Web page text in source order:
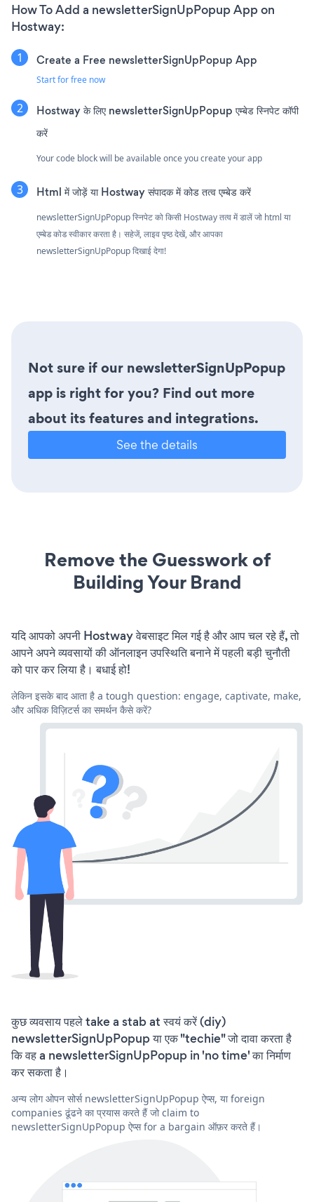
How To Add a newsletterSignUpPopup App on
Hostway:
Create a Free newsletterSignUpPopup App
Start for free now
Hostway के लिए newsletterSignUpPopup एम्बेड स्निपेट कॉपी
करें
Your code block will be available once you create your app
Html में जोड़ें या Hostway संपादक में कोड तत्व एम्बेड करें
newsletterSignUpPopup स्निपेट को किसी Hostway तत्व में डालें जो html या
एम्बेड कोड स्वीकार करता है। सहेजें, लाइव पृष्ठ देखें, और आपका
newsletterSignUpPopup दिखाई देगा!
Not sure if our newsletterSignUpPopup
app is right for you? Find out more
about its features and integrations.
See the details
Remove the Guesswork of
Building Your Brand
यदि आपको अपनी Hostway वेबसाइट मिल गई है और आप चल रहे हैं, तो
आपने अपने व्यवसायों की ऑनलाइन उपस्थिति बनाने में पहली बड़ी चुनौती
को पार कर लिया है। बधाई हो!
लेकिन इसके बाद आता है a tough question: engage, captivate, make,
और अधिक विज़िटर्स का समर्थन कैसे करें?
कुछ व्यवसाय पहले take a stab at स्वयं करें (diy)
newsletterSignUpPopup या एक "techie" जो दावा करता है
कि वह a newsletterSignUpPopup in 'no time' का निर्माण
कर सकता है।
अन्य लोग ओपन सोर्स newsletterSignUpPopup ऐप्स, या foreign
companies ढूंढने का प्रयास करते हैं जो claim to
newsletterSignUpPopup ऐप्स for a bargain ऑफ़र करते हैं।